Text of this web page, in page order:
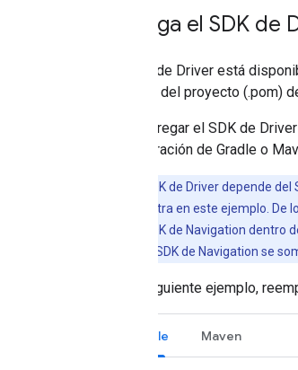
Agrega el SDK de
El SDK de Driver está
objetos del proyecto (.pom)
Para agregar el SDK de
configuración de Gradle o
El SDK de Driver depende
como se muestra en este ejemplo.
reciente del SDK de Navigation
de Driver y del SDK de Navigation se
En el siguiente ejemplo,
Gradle Maven